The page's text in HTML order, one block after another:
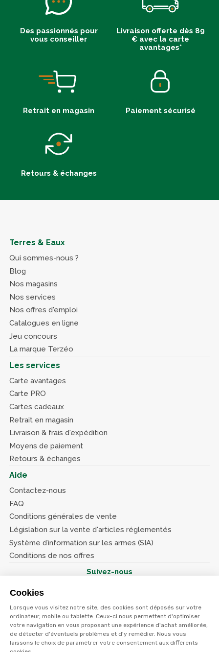
Cookies
Lorsque vous visitez notre site, des cookies sont déposés sur votre
ordinateur, mobile ou tablette. Ceux-ci nous permettent d'optimiser
votre navigation en vous proposant une expérience d'achat améliorée,
de détecter d'éventuels problèmes et d'y remédier. Nous vous
laissons le choix de paramétrer votre consentement aux différents
Des passionnés pour
vous conseiller
Livraison offerte dès 89
€ avec la carte
avantages*
Retrait en magasin Paiement sécurisé
Retours & échanges
Terres & Eaux
Qui sommes-nous ?
Blog
Nos magasins
Nos services
Nos offres d'emploi
Catalogues en ligne
Jeu concours
La marque Terzéo
Les services
Carte avantages
Carte PRO
Cartes cadeaux
Retrait en magasin
Livraison & frais d'expédition
Moyens de paiement
Retours & échanges
Aide
Contactez-nous
FAQ
Conditions générales de vente
Législation sur la vente d'articles réglementés
Système d’information sur les armes (SIA)
Conditions de nos offres
Suivez-nous
© Terres et eaux 2026
Politique de confidentialité
Mentions légales
CGV